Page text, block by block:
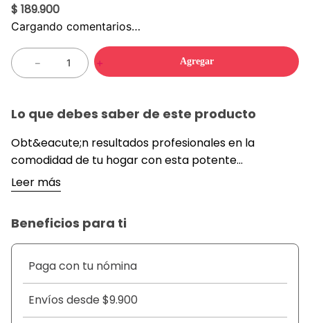
$ 189.900
Cargando comentarios…
＋
－ Agregar
Lo que debes saber de este producto
Obt&eacute;n resultados profesionales en la
comodidad de tu hogar con esta potente
m&aacute;quina de cortar pelo. Dise&ntilde;ada
para satisfacer las necesidades tanto de estilistas
esta cortadora de cabello ofrece un rendimiento
superior y una durabilidad excepcional. Su
dise&ntilde;o ergon&oacute;mico y sus
m&uacute;ltiples funciones la convierten en una
herramienta indispensable para mantener un estilo
impecable y moderno.
Leer más
Beneficios para ti
Paga con tu nómina
Envíos desde $9.900